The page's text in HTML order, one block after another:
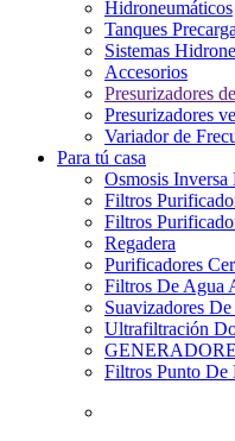
Hidroneumáticos
Tanques
Sistemas
Accesorios
Presurizadores
Presurizadores
Variador de
Para tú casa
Osmosis Inversa
Filtros
Filtros
Regadera
Purificadores
Filtros De Agua
Suavizadores
Ultrafiltración
Filtros Punto De